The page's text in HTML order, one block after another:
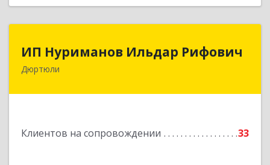
ИП Нуриманов Ильдар Рифович
Дюртюли
Клиентов на сопровождении 33
ИП Нуриманов Ильдар Рифович
452320, Башкортостан Респ, Дюртюли г,